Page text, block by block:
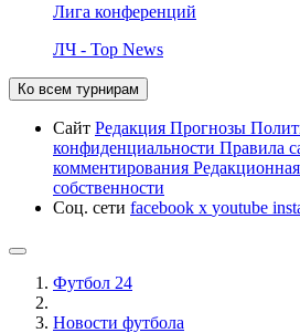
Лига конференций
ЛЧ - Top News
Ко всем турнирам
Сайт Редакция Прогнозы
конфиденциальности Правила
комментирования
собственности
Соц. сети facebook x youtube
Футбол 24
Новости футбола